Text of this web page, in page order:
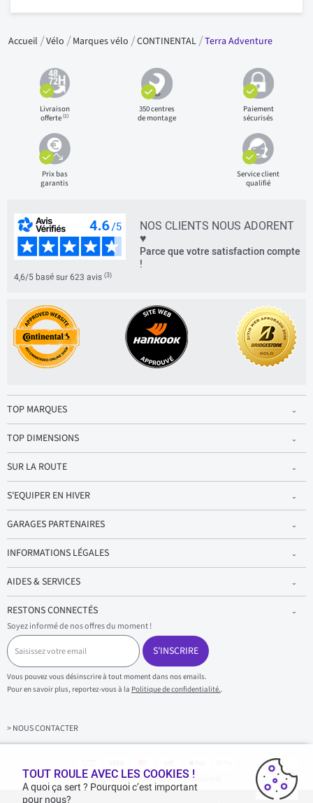
Accueil Vélo Marques vélo CONTINENTAL Terra Adventure
Livraison
offerte(1)
350 centres
de montage
Paiement
sécurisés
Prix bas
garantis
Service client
qualifié
NOS CLIENTS NOUS ADORENT
♥
Parce que votre satisfaction compte
!
4,6/5 basé sur 623 avis (3)
TOP MARQUES
TOP DIMENSIONS
SUR LA ROUTE
S'EQUIPER EN HIVER
GARAGES PARTENAIRES
INFORMATIONS LÉGALES
AIDES & SERVICES
RESTONS CONNECTÉS
Soyez informé de nos offres du moment !
S
a
i
s
i
s
z
v
S'INSCRIRE
Vous pouvez vous désinscrire à tout moment dans nos emails.
Pour en savoir plus, reportez-vous à la Politique de confidentialité..
> NOUS CONTACTER
Achats & paiements 100% sécurisés
TOUT ROULE AVEC LES COOKIES !
A quoi ça sert ? Pourquoi c’est important
pour nous?